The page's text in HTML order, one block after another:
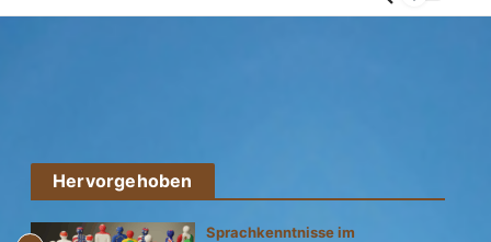
Hervorgehoben
Sprachkenntnisse im